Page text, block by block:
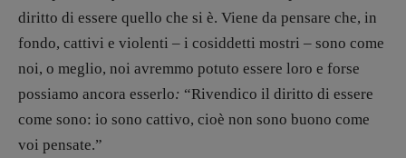
diritto di essere quello che si è. Viene da pensare che, in
fondo, cattivi e violenti – i cosiddetti mostri – sono come
noi, o meglio, noi avremmo potuto essere loro e forse
possiamo ancora esserlo: “Rivendico il diritto di essere
come sono: io sono cattivo, cioè non sono buono come
voi pensate.”